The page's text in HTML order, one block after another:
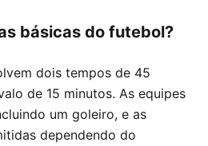
básicas do futebol?
dois tempos de 45
de 15 minutos. As equipes
um goleiro, e as
dependendo do